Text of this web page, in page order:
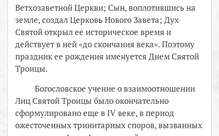
Ветхозаветной Церкви; Сын, воплотившись на
земле, создал Церковь Нового Завета; Дух
Святой открыл ее историческое время и
действует в ней «до скончания века». Поэтому
праздник ее рождения именуется Днем Святой
Троицы.
Богословское учение о взаимоотношении
Лиц Святой Троицы было окончательно
сформулировано еще в IV веке, в период
ожесточенных тринитарных споров, вызванных